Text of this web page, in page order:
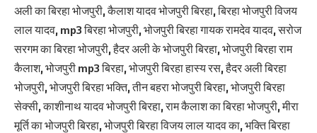
अली का बिरहा भोजपुरी, कैलाश यादव भोजपुरी बिरहा, बिरहा भोजपुरी विजय
लाल यादव, mp3 बिरहा भोजपुरी, भोजपुरी बिरहा गायक रामदेव यादव, सरोज
सरगम का बिरहा भोजपुरी, हैदर अली के भोजपुरी बिरहा, भोजपुरी बिरहा राम
कैलाश, भोजपुरी mp3 बिरहा, भोजपुरी बिरहा हास्य रस, हैदर अली बिरहा
भोजपुरी, भोजपुरी बिरहा भक्ति, तीन बहरा भोजपुरी बिरहा, भोजपुरी बिरहा
सेक्सी, काशीनाथ यादव भोजपुरी बिरहा, राम कैलाश का बिरहा भोजपुरी, मीरा
मूर्ति का भोजपुरी बिरहा, भोजपुरी बिरहा विजय लाल यादव का, भक्ति बिरहा